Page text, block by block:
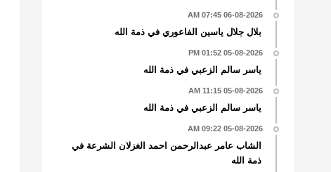
06-08-2026 07:45 AM
بلال جلال ياسين الفاعوري في ذمة الله
05-08-2026 01:52 PM
ياسر سالم الزعبي في ذمة الله
05-08-2026 11:15 AM
ياسر سالم الزعبي في ذمة الله
05-08-2026 09:22 AM
الشاب عامر عبدالرحمن احمد الغزلان الشرعة في
ذمة الله